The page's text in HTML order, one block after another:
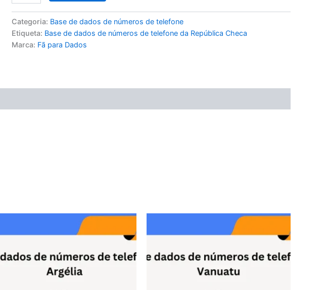
Categoria: Base de dados de números de telefone
Etiqueta: Base de dados de números de telefone da República Checa
Marca: Fã para Dados